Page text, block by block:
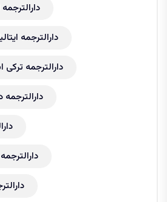
دارالترجمه
دارالترجمه
دارالترجمه ترکی